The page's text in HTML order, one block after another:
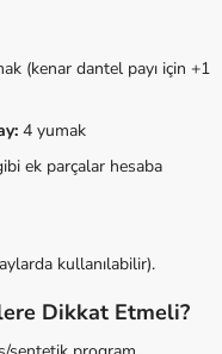
(kenar dantel payı için +1
4 yumak
ek parçalar hesaba
kullanılabilir).
Dikkat Etmeli?